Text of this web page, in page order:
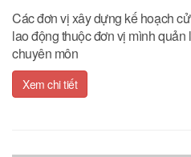
Các đơn vị xây dựng kế hoạch
lao động thuộc đơn vị mình
chuyên môn
Xem chi tiết